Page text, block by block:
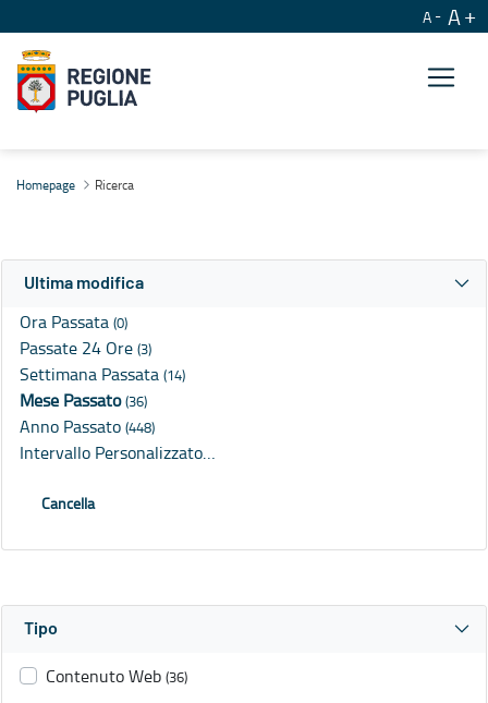
A A
Homepage Ricerca
Ultima modifica
Ora Passata (0)
Passate 24 Ore (3)
Settimana Passata (14)
Mese Passato(36)
Anno Passato (448)
Intervallo Personalizzato…
Cancella
Tipo
Contenuto Web (36)